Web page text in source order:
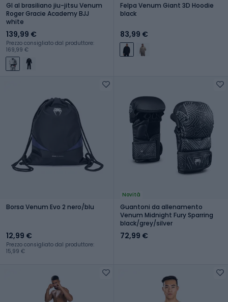
GI al brasiliano jiu-jitsu Venum
Roger Gracie Academy BJJ
white
139,99 €
Prezzo consigliato dal produttore:
169,99 €
Felpa Venum Giant 3D Hoodie
black
83,99 €
Borsa Venum Evo 2 nero/blu
12,99 €
Prezzo consigliato dal produttore:
15,99 €
Novità
Guantoni da allenamento
Venum Midnight Fury Sparring
black/grey/silver
72,99 €